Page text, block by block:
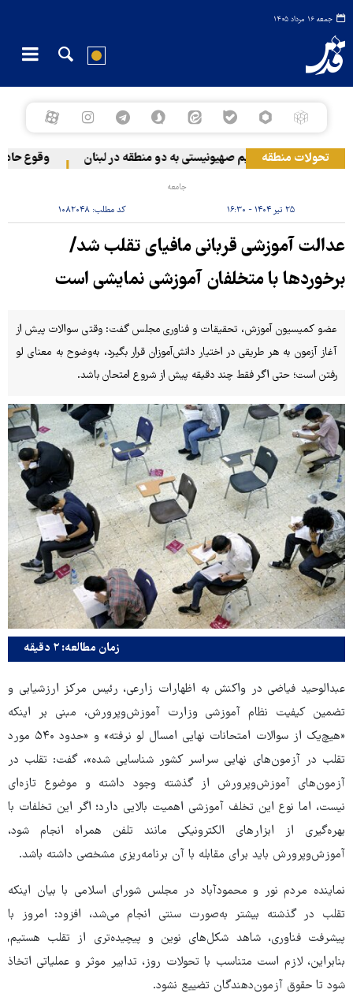
جمعه ۱۶ مرداد ۱۴۰۵
تحولات منطقه
حمله رژیم صهیونیستی به دو منطقه در لبنان وقوع حادثه
جامعه
۲۵ تیر ۱۴۰۴ - ۱۶:۳۰ کد مطلب: ۱۰۸۲۰۴۸
عدالت آموزشی قربانی مافیای تقلب شد/
برخوردها با متخلفان آموزشی نمایشی است
عضو کمیسیون آموزش، تحقیقات و فناوری مجلس گفت: وقتی سوالات پیش از
آغاز آزمون به هر طریقی در اختیار دانش‌آموزان قرار بگیرد، به‌وضوح به معنای لو
رفتن است؛ حتی اگر فقط چند دقیقه پیش از شروع امتحان باشد.
زمان مطالعه: ۲ دقیقه
عبدالوحید فیاضی در واکنش به اظهارات زارعی، رئیس مرکز ارزشیابی و
تضمین کیفیت نظام آموزشی وزارت آموزش‌وپرورش، مبنی بر اینکه
«هیچ‌یک از سوالات امتحانات نهایی امسال لو نرفته» و «حدود ۵۴۰ مورد
تقلب در آزمون‌های نهایی سراسر کشور شناسایی شده»، گفت: تقلب در
آزمون‌های آموزش‌وپرورش از گذشته وجود داشته و موضوع تازه‌ای
نیست، اما نوع این تخلف آموزشی اهمیت بالایی دارد؛ اگر این تخلفات با
بهره‌گیری از ابزارهای الکترونیکی مانند تلفن همراه انجام شود،
آموزش‌وپرورش باید برای مقابله با آن برنامه‌ریزی مشخصی داشته باشد.
نماینده مردم نور و محمودآباد در مجلس شورای اسلامی با بیان اینکه
تقلب در گذشته بیشتر به‌صورت سنتی انجام می‌شد، افزود: امروز با
پیشرفت فناوری، شاهد شکل‌های نوین و پیچیده‌تری از تقلب هستیم,
بنابراین، لازم است متناسب با تحولات روز، تدابیر موثر و عملیاتی اتخاذ
شود تا حقوق آزمون‌دهندگان تضییع نشود.